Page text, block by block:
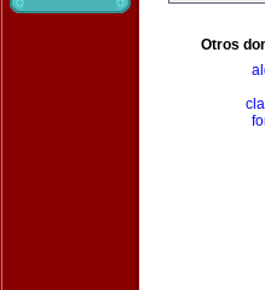
Otros